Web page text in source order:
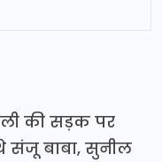
की सड़क पर
बाबा, सुनील